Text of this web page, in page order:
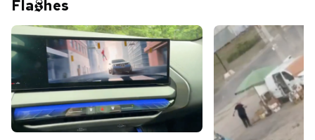
Fla hes